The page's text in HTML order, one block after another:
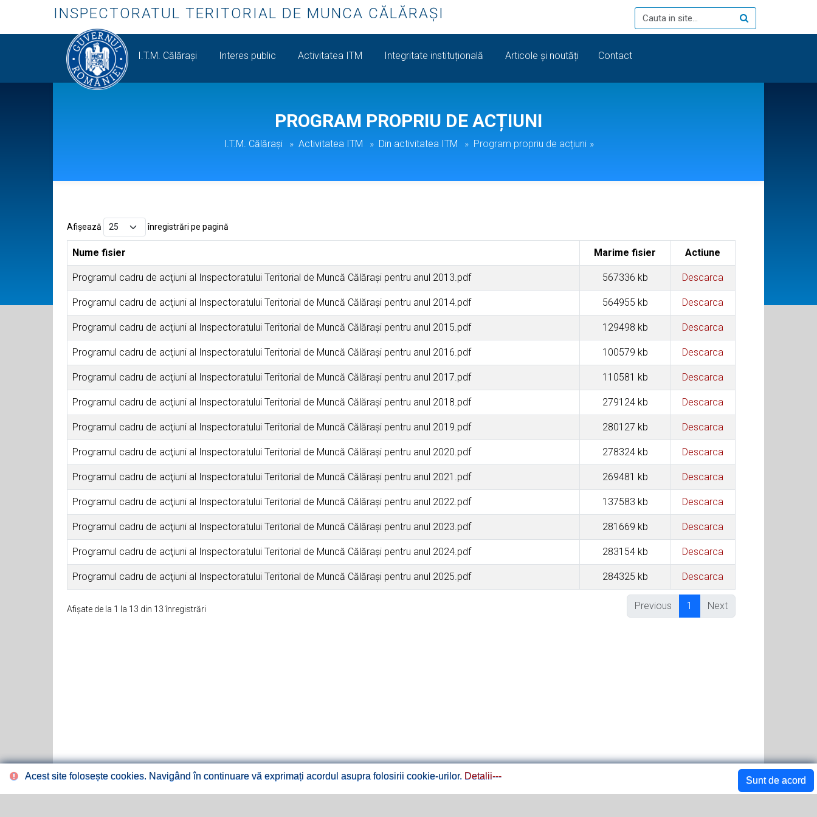
INSPECTORATUL TERITORIAL DE MUNCA CĂLĂRAŞI
I.T.M. Călăraşi Interes public Activitatea ITM Integritate instituțională Articole și noutăți Contact
PROGRAM PROPRIU DE ACȚIUNI
I.T.M. Călăraşi Activitatea ITM Din activitatea ITM Program propriu de acțiuni »
Afișează înregistrări pe pagină
Nume fisier Marime fisier Actiune
Programul cadru de acţiuni al Inspectoratului Teritorial de Muncă Călăraşi pentru anul 2013.pdf 567336 kb Descarca
Programul cadru de acţiuni al Inspectoratului Teritorial de Muncă Călăraşi pentru anul 2014.pdf 564955 kb Descarca
Programul cadru de acţiuni al Inspectoratului Teritorial de Muncă Călăraşi pentru anul 2015.pdf 129498 kb Descarca
Programul cadru de acţiuni al Inspectoratului Teritorial de Muncă Călăraşi pentru anul 2016.pdf 100579 kb Descarca
Programul cadru de acţiuni al Inspectoratului Teritorial de Muncă Călăraşi pentru anul 2017.pdf 110581 kb Descarca
Programul cadru de acţiuni al Inspectoratului Teritorial de Muncă Călăraşi pentru anul 2018.pdf 279124 kb Descarca
Programul cadru de acţiuni al Inspectoratului Teritorial de Muncă Călăraşi pentru anul 2019.pdf 280127 kb Descarca
Programul cadru de acţiuni al Inspectoratului Teritorial de Muncă Călăraşi pentru anul 2020.pdf 278324 kb Descarca
Programul cadru de acţiuni al Inspectoratului Teritorial de Muncă Călăraşi pentru anul 2021.pdf 269481 kb Descarca
Programul cadru de acţiuni al Inspectoratului Teritorial de Muncă Călăraşi pentru anul 2022.pdf 137583 kb Descarca
Programul cadru de acţiuni al Inspectoratului Teritorial de Muncă Călăraşi pentru anul 2023.pdf 281669 kb Descarca
Programul cadru de acţiuni al Inspectoratului Teritorial de Muncă Călăraşi pentru anul 2024.pdf 283154 kb Descarca
Programul cadru de acţiuni al Inspectoratului Teritorial de Muncă Călăraşi pentru anul 2025.pdf 284325 kb Descarca
Afișate de la 1 la 13 din 13 înregistrări Previous 1 Next
Acest site folosește cookies. Navigând în continuare vă exprimați acordul asupra folosirii cookie-urilor. Detalii--- Sunt de acord